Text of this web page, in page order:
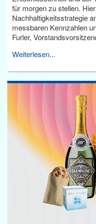
für morgen zu stellen.
Nachhaltigkeitsstrategie
messbaren Kennzahlen
Furler,
Weiterlesen...